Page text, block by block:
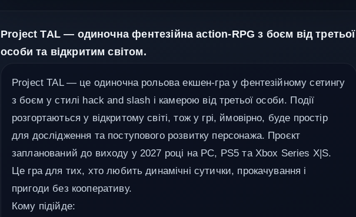
Project TAL — одиночна фентезійна action-RPG з боєм від третьої
особи та відкритим світом.
Project TAL — це одиночна рольова екшен-гра у фентезійному сетингу
з боєм у стилі hack and slash і камерою від третьої особи. Події
розгортаються у відкритому світі, тож у грі, ймовірно, буде простір
для дослідження та поступового розвитку персонажа. Проєкт
запланований до виходу у 2027 році на PC, PS5 та Xbox Series X|S.
Це гра для тих, хто любить динамічні сутички, прокачування і
пригоди без кооперативу.
Кому підійде: